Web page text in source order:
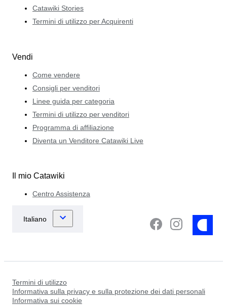
Catawiki Stories
Termini di utilizzo per Acquirenti
Vendi
Come vendere
Consigli per venditori
Linee guida per categoria
Termini di utilizzo per venditori
Programma di affiliazione
Diventa un Venditore Catawiki Live
Il mio Catawiki
Centro Assistenza
Termini di utilizzo
Informativa sulla privacy e sulla protezione dei dati personali
Informativa sui cookie